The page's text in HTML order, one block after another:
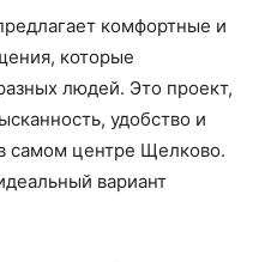
комфортные и
которые
людей. Это проект,
удобство и
самом центре Щелково.
вариант